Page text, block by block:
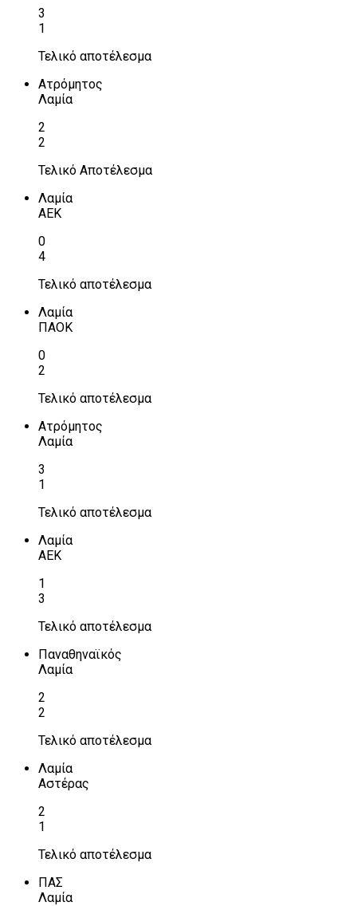
3
1
Τελικό αποτέλεσμα
Ατρόμητος
Λαμία
2
2
Τελικό Αποτέλεσμα
Λαμία
ΑΕΚ
0
4
Τελικό αποτέλεσμα
Λαμία
ΠΑΟΚ
0
2
Τελικό αποτέλεσμα
Ατρόμητος
Λαμία
3
1
Τελικό αποτέλεσμα
Λαμία
ΑΕΚ
1
3
Τελικό αποτέλεσμα
Παναθηναϊκός
Λαμία
2
2
Τελικό αποτέλεσμα
Λαμία
Αστέρας
2
1
Τελικό αποτέλεσμα
ΠΑΣ
Λαμία